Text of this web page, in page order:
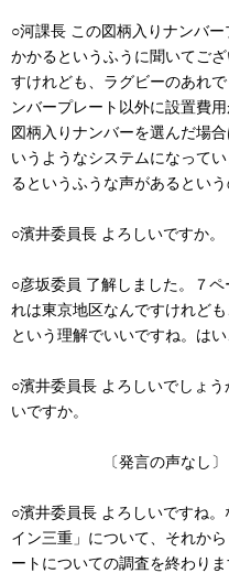
○河課長 この図柄入りナンバ
かかるというふうに聞いてご
すけれども、ラグビーのあれ
ンバープレート以外に設置費
図柄入りナンバーを選んだ場
いうようなシステムになって
るというふうな声があるという
○濱井委員長 よろしいですか。
○彦坂委員 了解しました。７
れは東京地区なんですけれど
という理解でいいですね。は
○濱井委員長 よろしいでしょ
いですか。
〔発言の声なし〕
○濱井委員長 よろしいですね
イン三重」について、それか
ートについての調査を終わりま